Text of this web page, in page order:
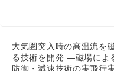
大気圏突入時の高温流を
る技術を開発 ―磁場によ
防御・減速技術の実飛行